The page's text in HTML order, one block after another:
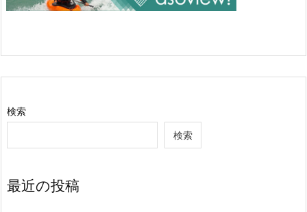
検索
検索
最近の投稿